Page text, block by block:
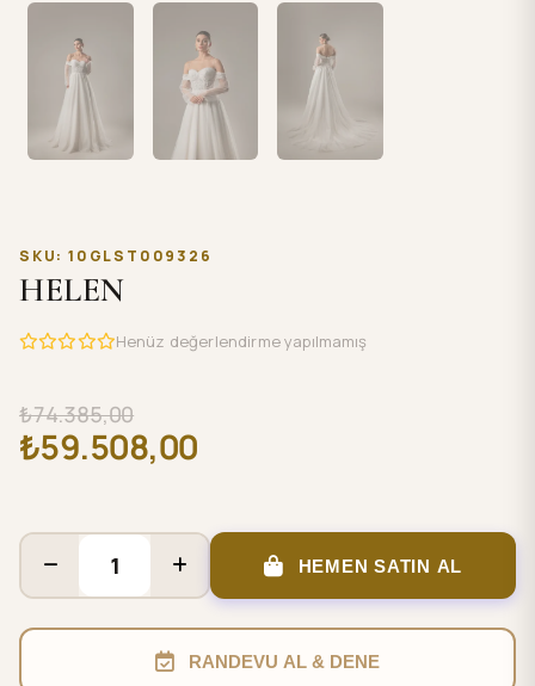
SKU: 10GLST009326
HELEN
Henüz değerlendirme yapılmamış
₺74.385,00
₺59.508,00
HEMEN SATIN AL
RANDEVU AL & DENE